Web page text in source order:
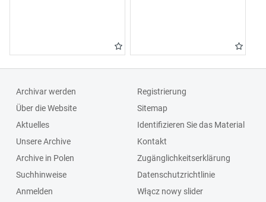
Archivar werden
Über die Website
Aktuelles
Unsere Archive
Archive in Polen
Suchhinweise
Anmelden
Registrierung
Sitemap
Identifizieren Sie das Material
Kontakt
Zugänglichkeitserklärung
Datenschutzrichtlinie
Włącz nowy slider